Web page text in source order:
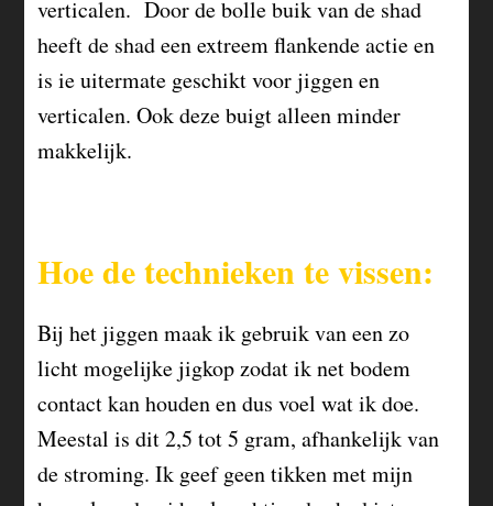
verticalen. Door de bolle buik van de shad
heeft de shad een extreem flankende actie en
is ie uitermate geschikt voor jiggen en
verticalen. Ook deze buigt alleen minder
makkelijk.
Hoe de technieken te vissen:
Bij het jiggen maak ik gebruik van een zo
licht mogelijke jigkop zodat ik net bodem
contact kan houden en dus voel wat ik doe.
Meestal is dit 2,5 tot 5 gram, afhankelijk van
de stroming. Ik geef geen tikken met mijn